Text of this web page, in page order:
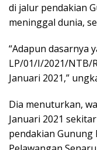
di jalur pendakian
meninggal dunia,
“Adapun dasarnya
LP/01/I/2021/NTB/
Januari 2021,”
Dia menuturkan,
Januari 2021
pendakian Gunung